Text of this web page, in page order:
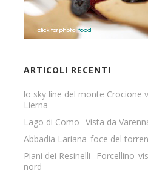
ARTICOLI RECENTI
lo sky line del monte Crocione
Lierna
Lago di Como _Vista da
Abbadia Lariana_foce del
Piani dei Resinelli_
nord